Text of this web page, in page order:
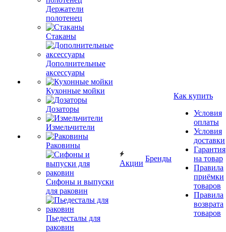
Держатели
полотенец
Стаканы
Дополнительные
аксессуары
Кухонные мойки
Дозаторы
Измельчители
Раковины
Сифоны и выпуски
для раковин
Пьедесталы для
раковин
Акции
Бренды
Как купить
Условия
оплаты
Условия
доставки
Гарантия
на товар
Правила
приёмки
товаров
Правила
возврата
товаров